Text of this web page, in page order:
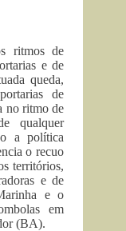
ritmos de
e de
queda,
de
no ritmo de
qualquer
a política
o recuo
territórios,
e de
e o
em
(BA).